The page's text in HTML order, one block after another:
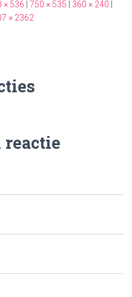
× 536 | 750 × 535 | 360 × 240 |
× 2362
reactie